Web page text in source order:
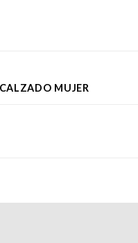
MUJER